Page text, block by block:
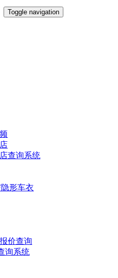
Toggle navigation
查询系统
形车衣
价查询
询系统